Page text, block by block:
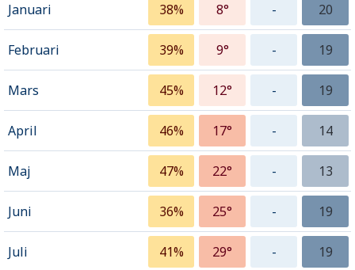
Januari 38% 8° - 20
Februari 39% 9° - 19
Mars 45% 12° - 19
April 46% 17° - 14
Maj 47% 22° - 13
Juni 36% 25° - 19
Juli 41% 29° - 19